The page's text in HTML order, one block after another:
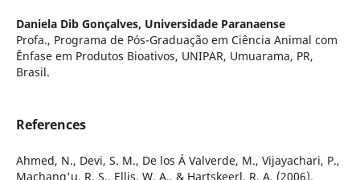
Daniela Dib Gonçalves, Universidade Paranaense
Profa., Programa de Pós-Graduação em Ciência Animal com
Ênfase em Produtos Bioativos, UNIPAR, Umuarama, PR,
Brasil.
References
Ahmed, N., Devi, S. M., De los Á Valverde, M., Vijayachari, P.,
Machang'u, R. S., Ellis, W. A., & Hartskeerl, R. A. (2006).